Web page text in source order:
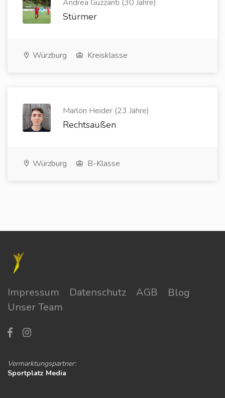
Andrea Guzzanti (30 Jahre)
Stürmer
Würzburg Kreisklasse
Marlon Heider (23 Jahre)
Rechtsaußen
Würzburg B-Klasse
Impressum Datenschutz AGB
Blog
Unser Team
Vermarktungspartner:
Sportplatz Media